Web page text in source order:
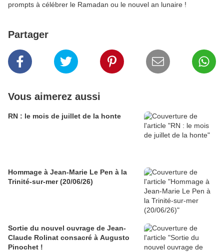
prompts à célébrer le Ramadan ou le nouvel an lunaire !
Partager
Vous aimerez aussi
RN : le mois de juillet de la honte
Hommage à Jean-Marie Le Pen à la
Trinité-sur-mer (20/06/26)
Sortie du nouvel ouvrage de Jean-
Claude Rolinat consacré à Augusto
Pinochet !